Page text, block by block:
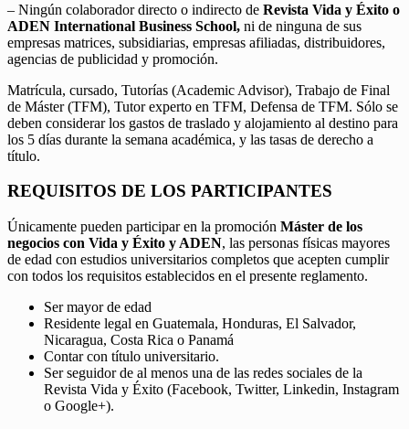
– Ningún colaborador directo o indirecto de Revista Vida y Éxito o
ADEN International Business School, ni de ninguna de sus
empresas matrices, subsidiarias, empresas afiliadas, distribuidores,
agencias de publicidad y promoción.
Matrícula, cursado, Tutorías (Academic Advisor), Trabajo de Final
de Máster (TFM), Tutor experto en TFM, Defensa de TFM. Sólo se
deben considerar los gastos de traslado y alojamiento al destino para
los 5 días durante la semana académica, y las tasas de derecho a
título.
REQUISITOS DE LOS PARTICIPANTES
Únicamente pueden participar en la promoción Máster de los
negocios con Vida y Éxito y ADEN, las personas físicas mayores
de edad con estudios universitarios completos que acepten cumplir
con todos los requisitos establecidos en el presente reglamento.
Ser mayor de edad
Residente legal en Guatemala, Honduras, El Salvador,
Nicaragua, Costa Rica o Panamá
Contar con título universitario.
Ser seguidor de al menos una de las redes sociales de la
Revista Vida y Éxito (Facebook, Twitter, Linkedin, Instagram
o Google+).